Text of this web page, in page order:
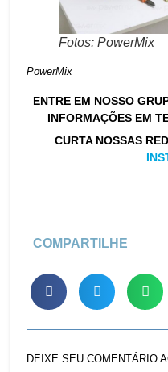
Fotos: PowerMix
PowerMix
ENTRE EM NOSSO
INFORMAÇÕES EM
CURTA NOSSAS
COMPARTILHE
DEIXE SEU COMENTÁRIO